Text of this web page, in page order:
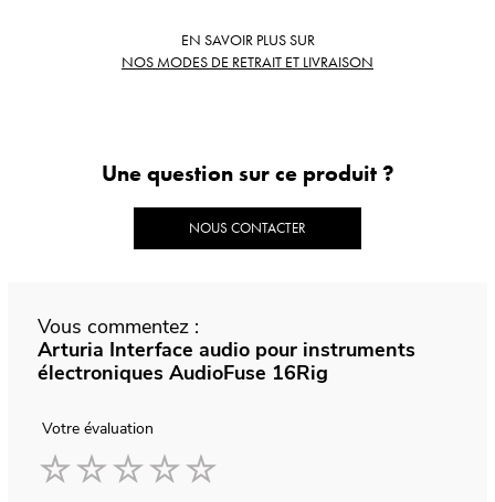
EN SAVOIR PLUS SUR
NOS MODES DE RETRAIT ET LIVRAISON
Une question sur ce produit ?
NOUS CONTACTER
Vous commentez :
Arturia Interface audio pour instruments
électroniques AudioFuse 16Rig
Votre évaluation